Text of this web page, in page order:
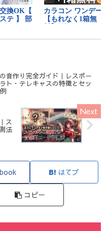
音作り完全ガイド｜レスポー
ト・テレキャスの特徴とセッ
ス
法
はてブ
コピー